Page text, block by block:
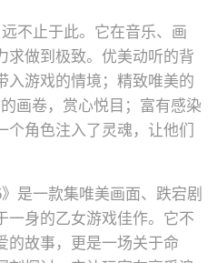
不止于此。它在音乐、画
求做到极致。优美动听的背
入游戏的情境；精致唯美的
画卷，赏心悦目；富有感染
角色注入了灵魂，让他们
是一款集唯美画面、跌宕剧
一身的乙女游戏佳作。它不
的故事，更是一场关于命